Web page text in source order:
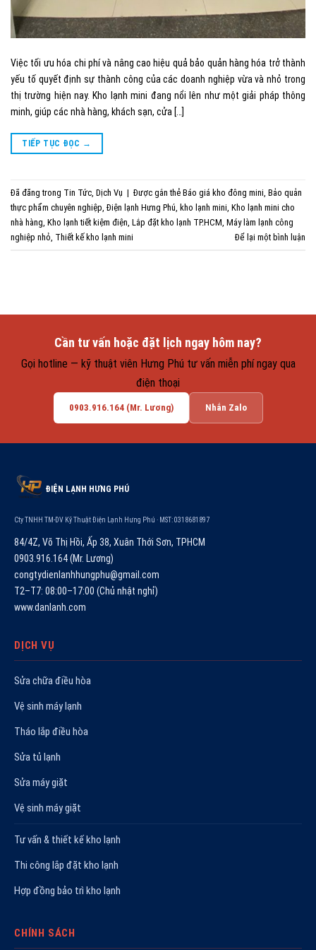
Việc tối ưu hóa chi phí và nâng cao hiệu quả bảo quản hàng hóa trở thành
yếu tố quyết định sự thành công của các doanh nghiệp vừa và nhỏ trong
thị trường hiện nay. Kho lạnh mini đang nổi lên như một giải pháp thông
minh, giúp các nhà hàng, khách sạn, cửa […]
TIẾP TỤC ĐỌC →
Đã đăng trong Tin Tức Dịch Vụ | Được gắn thẻ Báo giá kho đông mini Bảo quản
thực phẩm chuyên nghiệp Điện lạnh Hưng Phú kho lạnh mini Kho lạnh mini cho
nhà hàng Kho lạnh tiết kiệm điện Lắp đặt kho lạnh TP.HCM Máy làm lạnh công
nghiệp nhỏ Thiết kế kho lạnh mini Để lại một bình luận
Cần tư vấn hoặc đặt lịch ngay hôm nay?
Gọi hotline — kỹ thuật viên Hưng Phú tư vấn miễn phí ngay qua
điện thoại
0903.916.164 (Mr. Lương) Nhắn Zalo
ĐIỆN LẠNH HƯNG PHÚ
Cty TNHH TM-DV Kỹ Thuật Điện Lạnh Hưng Phú · MST: 0318681897
84/4Z, Võ Thị Hồi, Ấp 38, Xuân Thới Sơn, TPHCM
0903.916.164 (Mr. Lương)
congtydienlanhhungphu@gmail.com
T2–T7: 08:00–17:00 (Chủ nhật nghỉ)
www.danlanh.com
DỊCH VỤ
Sửa chữa điều hòa
Vệ sinh máy lạnh
Tháo lắp điều hòa
Sửa tủ lạnh
Sửa máy giặt
Vệ sinh máy giặt
Tư vấn & thiết kế kho lạnh
Thi công lắp đặt kho lạnh
Hợp đồng bảo trì kho lạnh
CHÍNH SÁCH